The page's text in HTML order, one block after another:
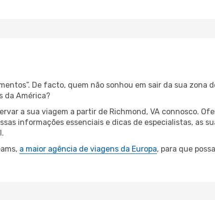
De facto, quem não sonhou em sair da sua zona
da América?
a sua viagem a partir de Richmond, VA connosco.
informações essenciais e dicas de especialistas, as
a maior agência de viagens da Europa, para que